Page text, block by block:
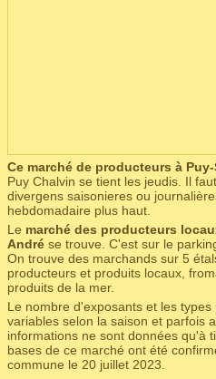
Ce marché de producteurs à
Puy Chalvin se tient les jeudis. Il
divergens saisonieres ou
hebdomadaire plus haut.
Le marché des producteurs
André se trouve. C'est sur le
On trouve des marchands sur 5
producteurs et produits locaux,
produits de la mer.
Le nombre d'exposants et les
variables selon la saison et parfois
informations ne sont données qu'à
bases de ce marché ont été
commune le 20 juillet 2023.